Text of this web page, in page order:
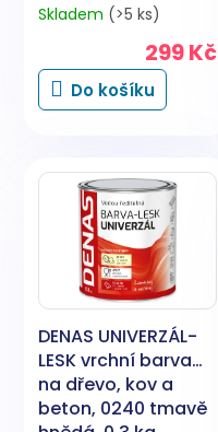
Skladem (>5 ks)
299 Kč
Do košíku
DENAS UNIVERZÁL-
LESK vrchní barva
na dřevo, kov a
beton, 0240 tmavě